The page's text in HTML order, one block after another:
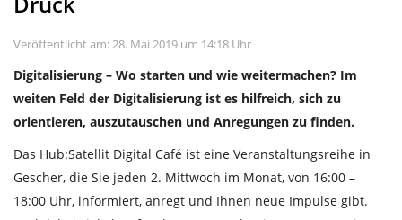
Veröffentlicht am: 28. Mai 2019 um 14:18 Uhr
Digitalisierung – Wo starten und wie weitermachen? Im
weiten Feld der Digitalisierung ist es hilfreich, sich zu
orientieren, auszutauschen und Anregungen zu finden.
Das Hub:Satellit Digital Café ist eine Veranstaltungsreihe in
Gescher, die Sie jeden 2. Mittwoch im Monat, von 16:00 –
18:00 Uhr, informiert, anregt und Ihnen neue Impulse gibt.